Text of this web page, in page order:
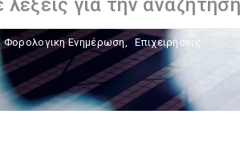
Φορολογικη Ενημέρωση, Επιχειρήσεις